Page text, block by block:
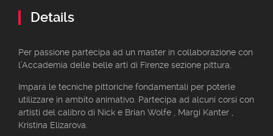
Details
Per passione partecipa ad un master in collaborazione con
l’Accademia delle belle arti di Firenze sezione pittura.
Impara le tecniche pittoriche fondamentali per poterle
utilizzare in ambito animativo. Partecipa ad alcuni corsi con
artisti del calibro di Nick e Brian Wolfe , Margi Kanter ,
Kristina Elizarova.